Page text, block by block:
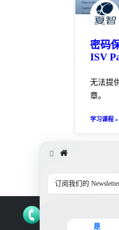
密码
ISV
无法提
章。
学习课程 »
订阅我们的
是